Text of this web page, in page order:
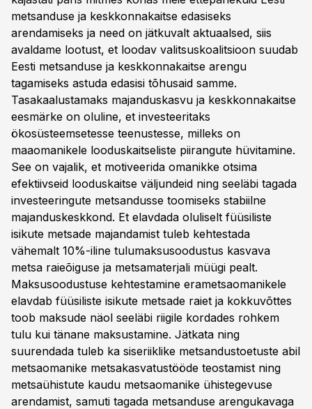
metsanduse ja keskkonnakaitse edasiseks
arendamiseks ja need on jätkuvalt aktuaalsed, siis
avaldame lootust, et loodav valitsuskoalitsioon suudab
Eesti metsanduse ja keskkonnakaitse arengu
tagamiseks astuda edasisi tõhusaid samme.
Tasakaalustamaks majanduskasvu ja keskkonnakaitse
eesmärke on oluline, et investeeritaks
ökosüsteemsetesse teenustesse, milleks on
maaomanikele looduskaitseliste piirangute hüvitamine.
See on vajalik, et motiveerida omanikke otsima
efektiivseid looduskaitse väljundeid ning seeläbi tagada
investeeringute metsandusse toomiseks stabiilne
majanduskeskkond. Et elavdada oluliselt füüsiliste
isikute metsade majandamist tuleb kehtestada
vähemalt 10%-iline tulumaksusoodustus kasvava
metsa raieõiguse ja metsamaterjali müügi pealt.
Maksusoodustuse kehtestamine erametsaomanikele
elavdab füüsiliste isikute metsade raiet ja kokkuvõttes
toob maksude näol seeläbi riigile kordades rohkem
tulu kui tänane maksustamine. Jätkata ning
suurendada tuleb ka siseriiklike metsandustoetuste abil
metsaomanike metsakasvatustööde teostamist ning
metsaühistute kaudu metsaomanike ühistegevuse
arendamist, samuti tagada metsanduse arengukavaga